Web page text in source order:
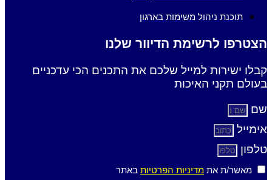
תוכנת ניהול משימות בארגון
הצטרפו לרשימת הדיוור שלנו
קבלו ישירות למייל שלכם את התכנים הכי עדכניים
בעולם תקני האיכות
שם
אימייל
טלפון
מאשר/ת את מדיניות הפרטיות באתר